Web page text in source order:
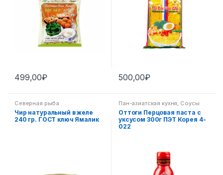
499,00₽ 500,00₽
Северная рыба
Чир натуральный в желе
240 гр. ГОСТ ключ Ямалик
Пан-азиатская кухня, Соусы
Оттоги Перцовая паста с
уксусом 300г ПЭТ Корея 4-
022